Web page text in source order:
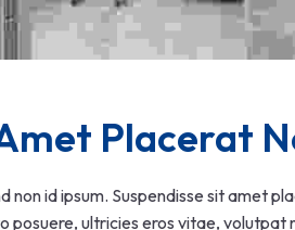
Placerat
id ipsum. Suspendisse sit amet
ultricies eros vitae,